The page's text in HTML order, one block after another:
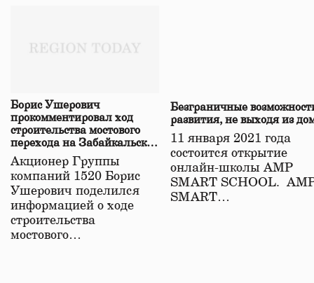
Борис Ушерович
прокомментировал ход
строительства мостового
перехода на Забайкальской
железной дороге
Акционер Группы
компаний 1520 Борис
Ушерович поделился
информацией о ходе
строительства
мостового…
Безграничные
развития, не выходя из
11 января 2021 года
состоится открытие
онлайн-школы АМР
SMART SCHOOL.
SMART…